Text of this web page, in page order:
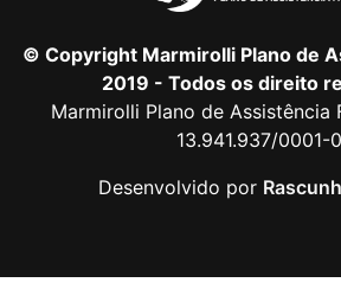
© Copyright Marmirolli Plano de
2019 - Todos os direito
Marmirolli Plano de Assistência
13.941.937/0001-
Desenvolvido por